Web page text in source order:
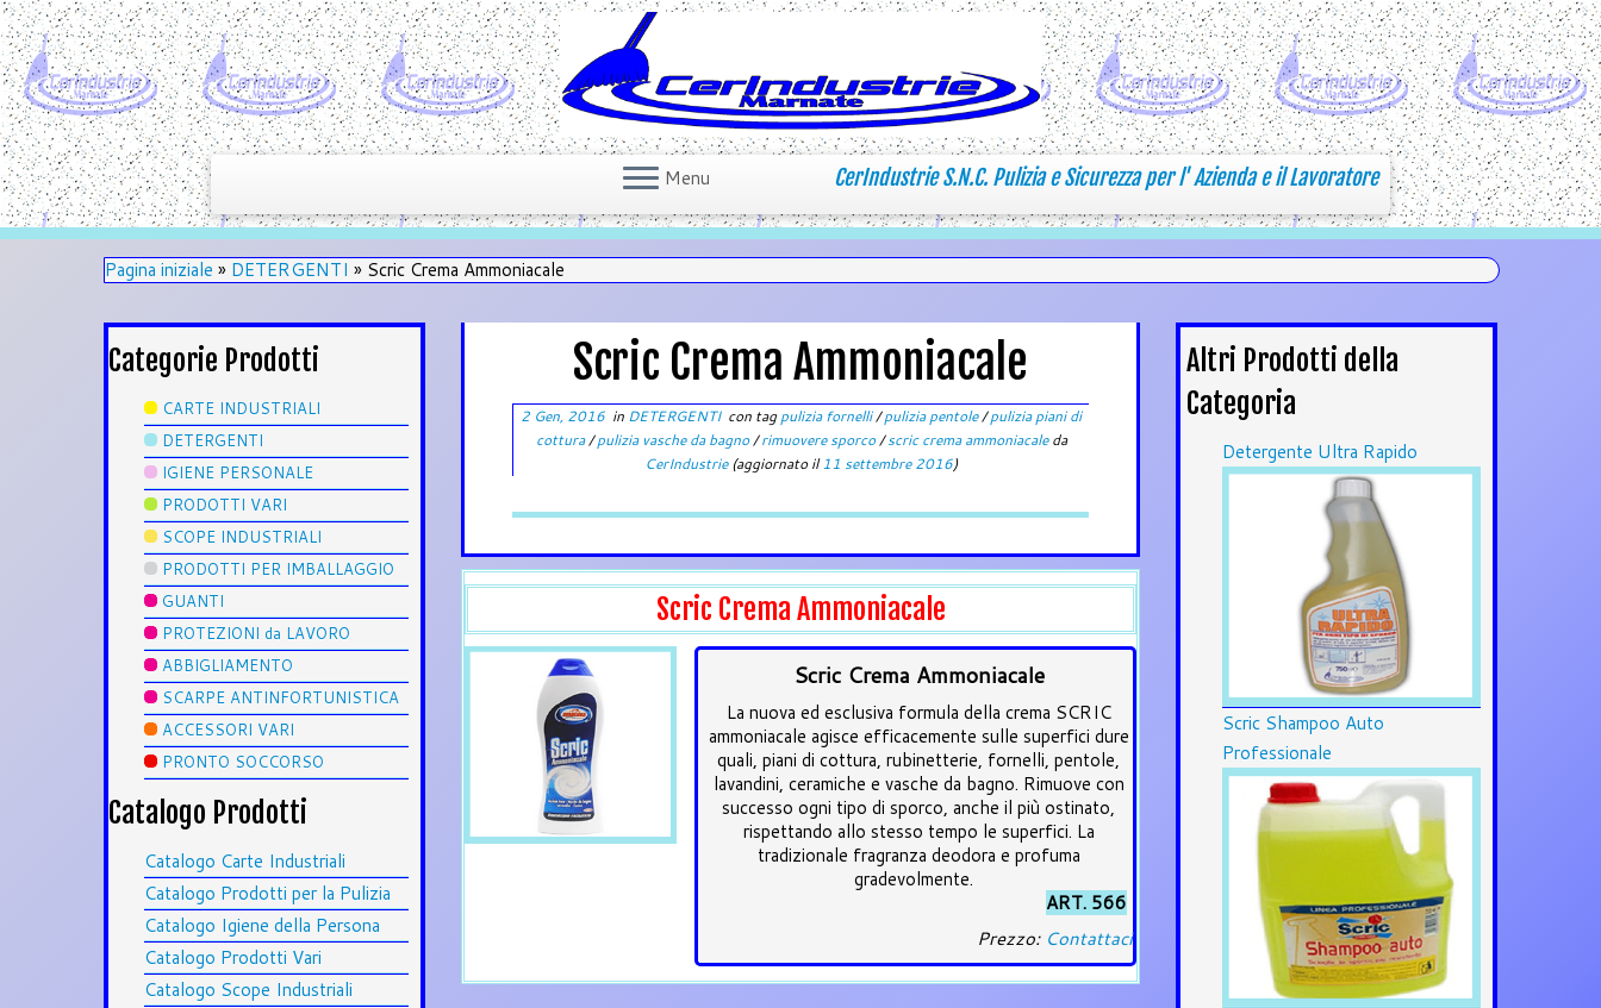
CerIndustrie S.N.C. Pulizia e Sicurezza per l' Azienda e il Lavoratore
Menu
Pagina iniziale » DETERGENTI » Scric Crema Ammoniacale
Categorie Prodotti
CARTE INDUSTRIALI
DETERGENTI
IGIENE PERSONALE
PRODOTTI VARI
SCOPE INDUSTRIALI
PRODOTTI PER IMBALLAGGIO
GUANTI
PROTEZIONI da LAVORO
ABBIGLIAMENTO
SCARPE ANTINFORTUNISTICA
ACCESSORI VARI
PRONTO SOCCORSO
Catalogo Prodotti
Catalogo Carte Industriali
Catalogo Prodotti per la Pulizia
Catalogo Igiene della Persona
Catalogo Prodotti Vari
Catalogo Scope Industriali
Scric Crema Ammoniacale
2 Gen, 2016 in DETERGENTI con tagpulizia fornelli/pulizia pentole/pulizia piani di
cottura/pulizia vasche da bagno/rimuovere sporco/scric crema ammoniacaleda
CerIndustrie(aggiornato il11 settembre 2016)
Scric Crema Ammoniacale
Scric Crema Ammoniacale
La nuova ed esclusiva formula della crema SCRIC
ammoniacale agisce efficacemente sulle superfici dure
quali, piani di cottura, rubinetterie, fornelli, pentole,
lavandini, ceramiche e vasche da bagno. Rimuove con
successo ogni tipo di sporco, anche il più ostinato,
rispettando allo stesso tempo le superfici. La
tradizionale fragranza deodora e profuma
gradevolmente.
ART. 566
Prezzo: Contattaci
Altri Prodotti della
Categoria
Detergente Ultra Rapido
Scric Shampoo Auto
Professionale